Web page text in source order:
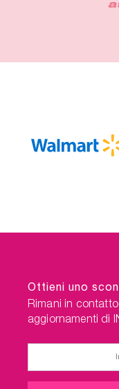
Ottieni uno
Rimani in
aggiornamenti di